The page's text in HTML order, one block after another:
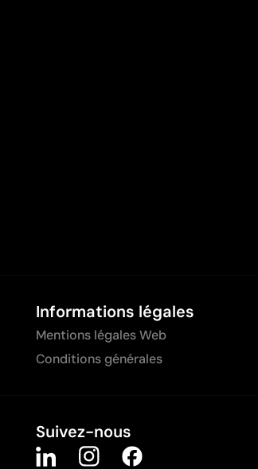
Informations légales
Mentions légales Web
Conditions générales
Suivez-nous